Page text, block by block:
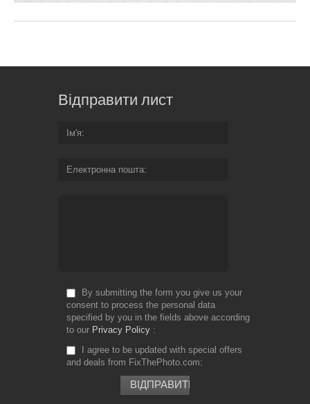
Відправити лист
Ім'я
Електронна пошта
By submitting the form you give us your
consent to process the personal data
specified by you in the fields above according
to our Privacy Policy
I agree to be updated with special offers
and deals from FixThePhoto.com